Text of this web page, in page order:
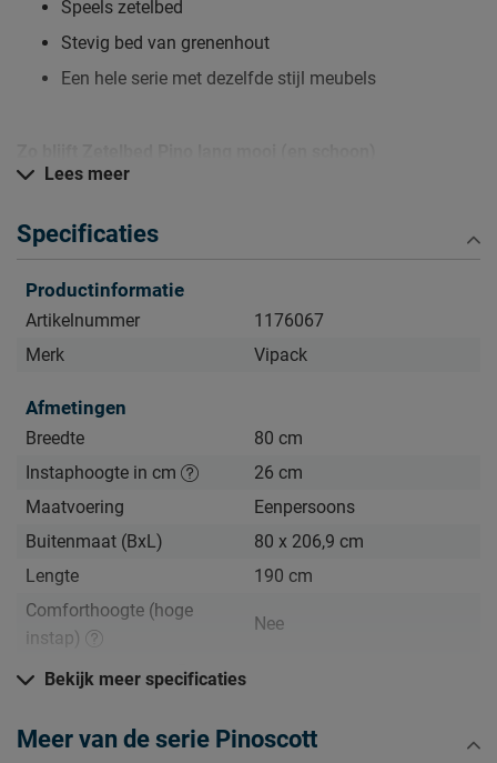
Speels zetelbed
Stevig bed van grenenhout
Een hele serie met dezelfde stijl meubels
Kijk bij het kopje ‘Goed om te weten’ om alle tips & tricks te
Lees meer
Specificaties
Productinformatie
Artikelnummer
1176067
Merk
Vipack
Afmetingen
Breedte
80 cm
Instaphoogte in cm
26 cm
Maatvoering
Eenpersoons
Buitenmaat (BxL)
80 x 206,9 cm
Lengte
190 cm
Comforthoogte (hoge
instap)
Nee
Hoogte hoofdbord
Bekijk meer specificaties
Meer van de serie Pinoscott